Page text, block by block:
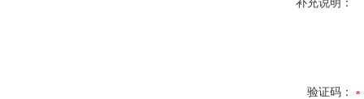
补充说明：
验证码：